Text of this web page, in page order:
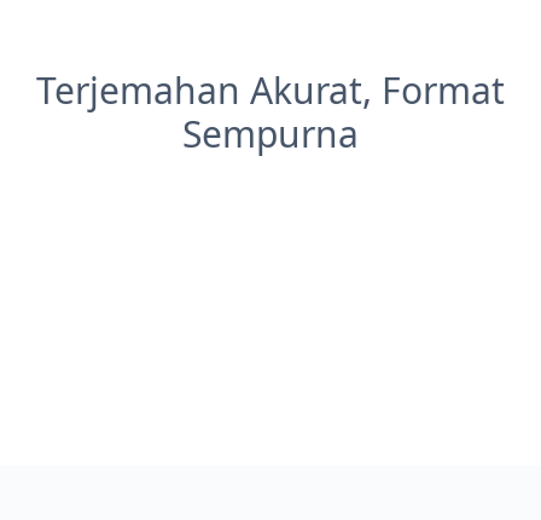
Terjemahan Akurat, Format
Sempurna